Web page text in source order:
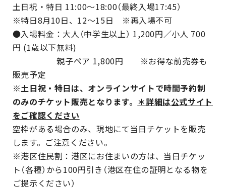
土日祝・特日 11:00～18:00（最終入場17:45）
※特日8月10日、12～15日 ※再入場不可
●入場料金：大人（中学生以上） 1,200円／小人 700
円 (1歳以下無料)
親子ペア 1,800円 ※お得な前売券も
販売予定
※土日祝・特日は、オンラインサイトで時間予約制
のみのチケット販売となります。 ＊詳細は公式サイト
をご確認ください
空枠がある場合のみ、現地にて当日チケットを販売
します。ご注意ください。
※港区住民割：港区にお住まいの方は、当日チケッ
ト（各種）から100円引き（港区在住の証明となる物を
ご提示ください）